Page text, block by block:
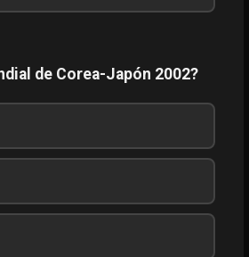
de Corea-Japón 2002?